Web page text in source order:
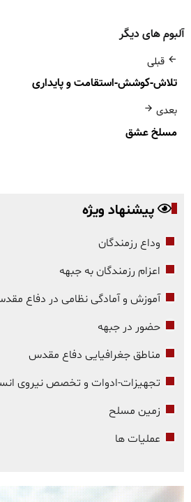
آلبوم های دیگر
قبلی
تلاش-کوشش-استقامت و پایداری
بعدی
مسلخ عشق
پیشنهاد ویژه
وداع رزمندگان
اعزام رزمندگان به جبهه
آموزش و آمادگی نظامی در دفاع
حضور در جبهه
مناطق جغرافیایی دفاع مقدس
تجهیزات-ادوات و تخصص نیروی
زمین مسلح
عملیات ها